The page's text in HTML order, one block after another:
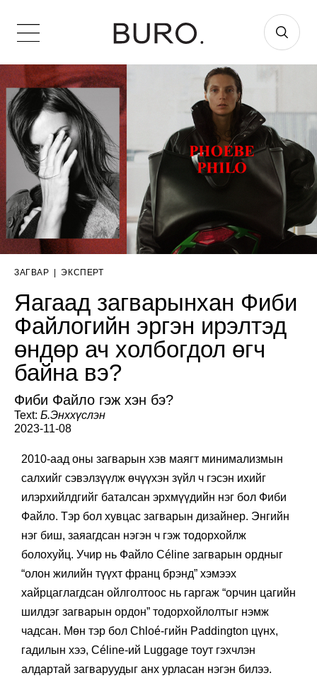
ЗАГВАР ЭКСПЕРТ
Яагаад загварынхан Фиби
Файлогийн эргэн ирэлтэд
өндөр ач холбогдол өгч
байна вэ?
Фиби Файло гэж хэн бэ?
Text: Б.Энххүслэн
2023-11-08
2010-аад оны загварын хэв маягт минимализмын
салхийг сэвэлзүүлж өчүүхэн зүйл ч гэсэн ихийг
илэрхийлдгийг баталсан эрхмүүдийн нэг бол Фиби
Файло. Тэр бол хувцас загварын дизайнер. Энгийн
нэг биш, заяагдсан нэгэн ч гэж тодорхойлж
болохуйц. Учир нь Файло Céline загварын ордныг
“олон жилийн түүхт франц брэнд” хэмээх
хайрцаглагдсан ойлголтоос нь гаргаж “орчин цагийн
шилдэг загварын ордон” тодорхойлолтыг нэмж
чадсан. Мөн тэр бол Chloé-гийн Paddington цүнх,
гадилын хээ, Céline-ий Luggage тоут гэхчлэн
алдартай загваруудыг анх урласан нэгэн билээ.